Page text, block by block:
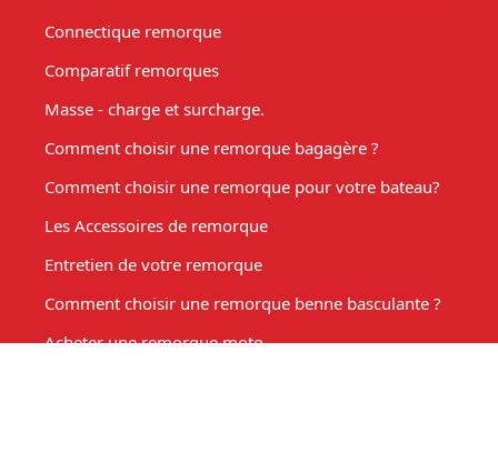
Connectique remorque
Comparatif remorques
Masse - charge et surcharge.
Comment choisir une remorque bagagère ?
Comment choisir une remorque pour votre bateau?
Les Accessoires de remorque
Entretien de votre remorque
Comment choisir une remorque benne basculante ?
Acheter une remorque moto